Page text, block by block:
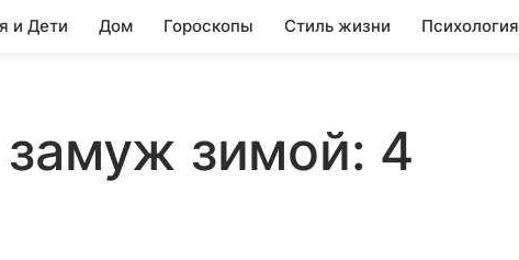
и Дети Дом Гороскопы Стиль жизни Психология
зимой: 4